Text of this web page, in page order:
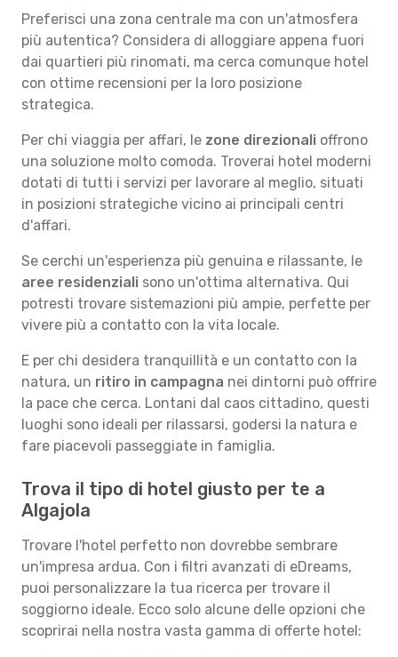
Preferisci una zona centrale ma con un'atmosfera
più autentica? Considera di alloggiare appena fuori
dai quartieri più rinomati, ma cerca comunque hotel
con ottime recensioni per la loro posizione
strategica.
Per chi viaggia per affari, le zone direzionali offrono
una soluzione molto comoda. Troverai hotel moderni
dotati di tutti i servizi per lavorare al meglio, situati
in posizioni strategiche vicino ai principali centri
d'affari.
Se cerchi un'esperienza più genuina e rilassante, le
aree residenziali sono un'ottima alternativa. Qui
potresti trovare sistemazioni più ampie, perfette per
vivere più a contatto con la vita locale.
E per chi desidera tranquillità e un contatto con la
natura, un ritiro in campagna nei dintorni può offrire
la pace che cerca. Lontani dal caos cittadino, questi
luoghi sono ideali per rilassarsi, godersi la natura e
fare piacevoli passeggiate in famiglia.
Trova il tipo di hotel giusto per te a
Algajola
Trovare l'hotel perfetto non dovrebbe sembrare
un'impresa ardua. Con i filtri avanzati di eDreams,
puoi personalizzare la tua ricerca per trovare il
soggiorno ideale. Ecco solo alcune delle opzioni che
scoprirai nella nostra vasta gamma di offerte hotel: